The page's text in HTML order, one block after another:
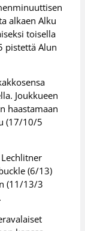
alkaen Alku
toisella
pistettä Alun
Joukkueen
haastamaan
(17/10/5
(6/13)
(11/13/3